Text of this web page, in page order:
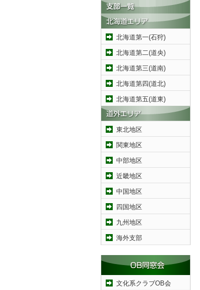
北海道第一(石狩)
北海道第二(道央)
北海道第三(道南)
北海道第四(道北)
北海道第五(道東)
東北地区
関東地区
中部地区
近畿地区
中国地区
四国地区
九州地区
海外支部
文化系クラブOB会